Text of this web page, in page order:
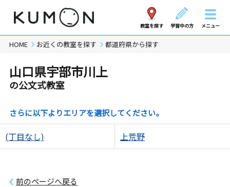
教室を探す 学習中の方 メニュー
HOME お近くの教室を探す 都道府県から探す
山口県宇部市川上
の公文式教室
さらに以下よりエリアを選択してください。
(丁目なし) 上荒野
前のページへ戻る